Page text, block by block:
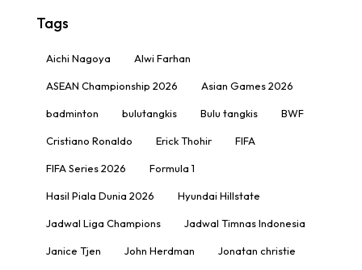
Tags
Aichi Nagoya Alwi Farhan
ASEAN Championship 2026 Asian Games 2026
badminton bulutangkis Bulu tangkis BWF
Cristiano Ronaldo Erick Thohir FIFA
FIFA Series 2026 Formula 1
Hasil Piala Dunia 2026 Hyundai Hillstate
Jadwal Liga Champions Jadwal Timnas Indonesia
Janice Tjen John Herdman Jonatan christie